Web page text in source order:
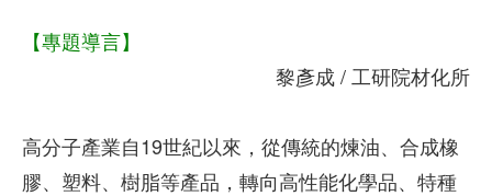
【專題導言】
黎彥成 / 工研院材化所
高分子產業自19世紀以來，從傳統的煉油、合成橡
膠、塑料、樹脂等產品，轉向高性能化學品、特種